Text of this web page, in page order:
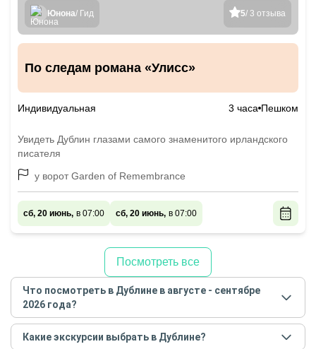
5/ 3 отзыва
Юнона/ Гид
По следам романа «Улисс»
Индивидуальная 3 часа Пешком
Увидеть Дублин глазами самого знаменитого ирландского
писателя
у ворот Garden of Remembrance
сб, 20 июнь, в 07:00 сб, 20 июнь, в 07:00
Посмотреть все
Что посмотреть в Дублине в августе - сентябре
2026 года?
Самые популярные местав Дублинев августе -
сентябре 2026года:
Какие экскурсии выбрать в Дублине?